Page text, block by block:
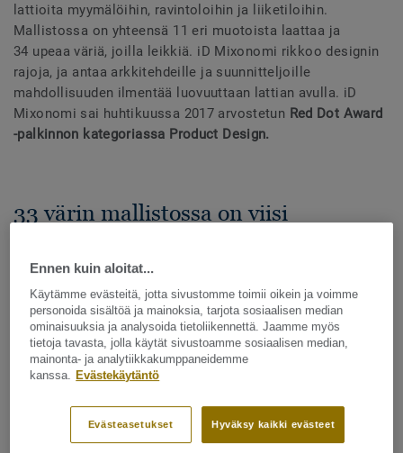
lattioita myymälöihin, ravintoloihin ja liiketiloihin.
Mallistossa on yhteensä 11 eri muotoista laattaa ja
34 upeaa väriä, joilla leikkiä. iD Mixonomi rikkoo designin
rajoja, ja antaa arkkitehdeille ja suunnitteljoille
mahdollisuuden ilmentää luovuuttaan lattian avulla. iD
Mixonomi sai huhtikuussa 2017 arvostetun Red Dot Award
-palkinnon kategoriassa Product Design.
33 värin mallistossa on viisi
34 upeaa väriä, joilla leikkiä.
Spicy Warms
Ennen kuin aloitat...
Käytämme evästeitä, jotta sivustomme toimii oikein ja voimme
personoida sisältöä ja mainoksia, tarjota sosiaalisen median
ominaisuuksia ja analysoida tietoliikennettä. Jaamme myös
tietoja tavasta, jolla käytät sivustoamme sosiaalisen median,
mainonta- ja analytiikkakumppaneidemme
kanssa. Evästekäytäntö
Hyväksy kaikki evästeet
Evästeasetukset